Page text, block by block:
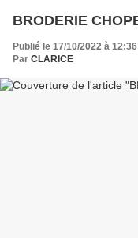
BRODERIE
Publié le 17/10/2022 à 12:36
Par CLARICE